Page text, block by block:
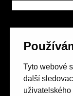
Tyto webové
další